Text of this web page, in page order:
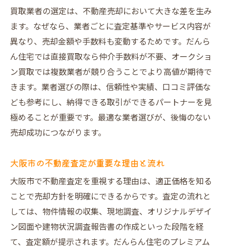
プレミアム買取で高値売却を実現する流れ
手数料の仕組みとメリット・デメリット解
説
集客力を生かした売却価格アップの方法
理想の不動産売却を叶えるための実践策
安心と納得の不動産売却を実現する流れ
大阪市鶴見区で安心して売却する手順解説
だんらん住宅の売却サポート体制と特徴
口コミ評価に見る信頼できる売却事例
売主様インタビューから学ぶ売却の流れ
納得できる不動産売却のポイントを伝授
鶴見区で信頼される不動産売却の極意を解説
信頼される不動産売却のための心得と実践
法
買取業者の選定は、不動産売却において大きな差を生み
ます。なぜなら、業者ごとに査定基準やサービス内容が
異なり、売却金額や手数料も変動するためです。だんら
ん住宅では直接買取なら仲介手数料が不要、オークショ
ン買取では複数業者が競り合うことでより高値が期待で
きます。業者選びの際は、信頼性や実績、口コミ評価な
ども参考にし、納得できる取引ができるパートナーを見
極めることが重要です。最適な業者選びが、後悔のない
売却成功につながります。
大阪市の不動産査定が重要な理由と流れ
大阪市で不動産査定を重視する理由は、適正価格を知る
ことで売却方針を明確にできるからです。査定の流れと
しては、物件情報の収集、現地調査、オリジナルデザイ
ン図面や建物状況調査報告書の作成といった段階を経
て、査定額が提示されます。だんらん住宅のプレミアム